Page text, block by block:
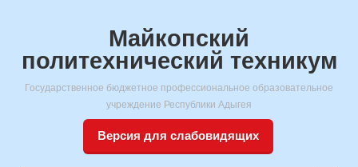
Майкопский
политехнический техникум
Государственное бюджетное профессиональное образовательное
учреждение Республики Адыгея
Версия для слабовидящих